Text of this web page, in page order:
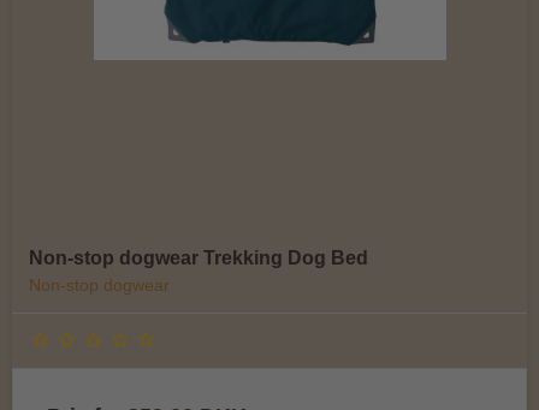
Non-stop dogwear Trekking Dog Bed
Non-stop dogwear